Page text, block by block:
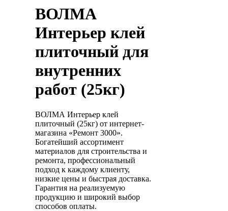
ВОЛМА
Интерьер клей
плиточный для
внутренних
работ (25кг)
ВОЛМА Интерьер клей
плиточный (25кг) от интернет-
магазина «Ремонт 3000».
Богатейший ассортимент
материалов для строительства и
ремонта, профессиональный
подход к каждому клиенту,
низкие цены и быстрая доставка.
Гарантия на реализуемую
продукцию и широкий выбор
способов оплаты.